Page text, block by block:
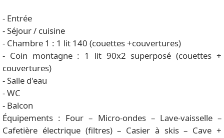
- Entrée
- Séjour / cuisine
- Chambre 1 : 1 lit 140 (couettes +couvertures)
- Coin montagne : 1 lit 90x2 superposé (couettes +
couvertures)
- Salle d'eau
- WC
- Balcon
Équipements : Four – Micro-ondes – Lave-vaisselle –
Cafetière électrique (filtres) – Casier à skis – Cave +